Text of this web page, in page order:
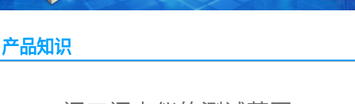
产品知识